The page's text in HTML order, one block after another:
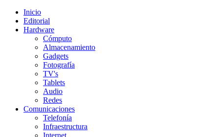
Inicio
Editorial
Hardware
Cómputo
Almacenamiento
Gadgets
Fotografía
TV's
Tablets
Audio
Redes
Comunicaciones
Telefonía
Infraestructura
Internet